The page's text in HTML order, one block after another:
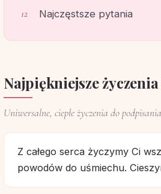
Najczęstsze pytania
Najpiękniejsze
Uniwersalne, ciepłe życzenia do
Z całego serca życzymy Ci
powodów do uśmiechu.